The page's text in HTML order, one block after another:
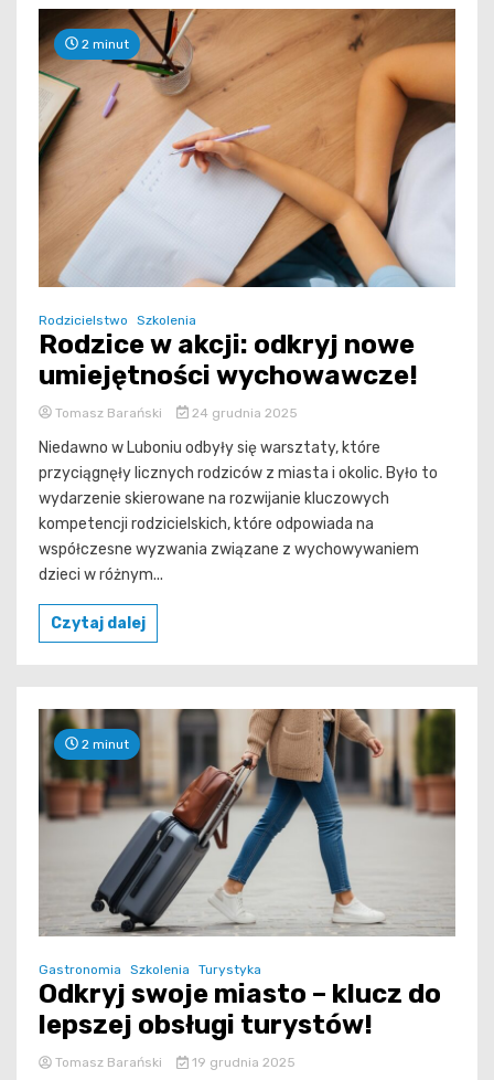
2 minut
Rodzicielstwo Szkolenia
Rodzice w akcji: odkryj nowe
umiejętności wychowawcze!
Tomasz Barański 24 grudnia 2025
Niedawno w Luboniu odbyły się warsztaty, które
przyciągnęły licznych rodziców z miasta i okolic. Było to
wydarzenie skierowane na rozwijanie kluczowych
kompetencji rodzicielskich, które odpowiada na
współczesne wyzwania związane z wychowywaniem
dzieci w różnym...
Czytaj dalej
2 minut
Gastronomia Szkolenia Turystyka
Odkryj swoje miasto – klucz do
lepszej obsługi turystów!
Tomasz Barański 19 grudnia 2025